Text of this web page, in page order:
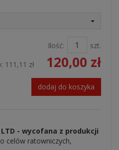
Ilość:
szt.
111,11 zł 120,00 zł
dodaj do koszyka
- wycofana z produkcji
celów ratowniczych,